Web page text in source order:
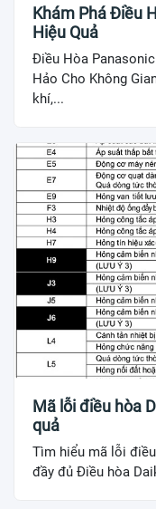
Khám Phá Điều
Hiệu Quả
Điều Hòa
Hảo Cho Không
khí,...
Mã lỗi điều hòa
quả
Tìm hiểu mã lỗi
đầy đủ Điều hòa